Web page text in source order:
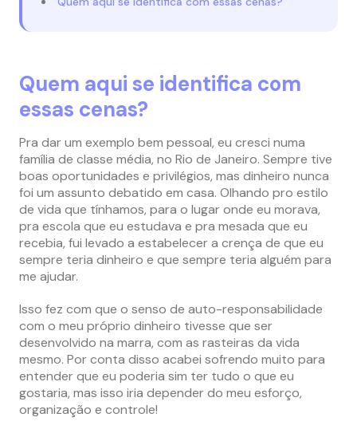
Quem aqui se identifica com
essas cenas?
Pra dar um exemplo bem pessoal, eu cresci numa
família de classe média, no Rio de Janeiro. Sempre tive
boas oportunidades e privilégios, mas dinheiro nunca
foi um assunto debatido em casa. Olhando pro estilo
de vida que tínhamos, para o lugar onde eu morava,
pra escola que eu estudava e pra mesada que eu
recebia, fui levado a estabelecer a crença de que eu
sempre teria dinheiro e que sempre teria alguém para
me ajudar.
Isso fez com que o senso de auto-responsabilidade
com o meu próprio dinheiro tivesse que ser
desenvolvido na marra, com as rasteiras da vida
mesmo. Por conta disso acabei sofrendo muito para
entender que eu poderia sim ter tudo o que eu
gostaria, mas isso iria depender do meu esforço,
organização e controle!